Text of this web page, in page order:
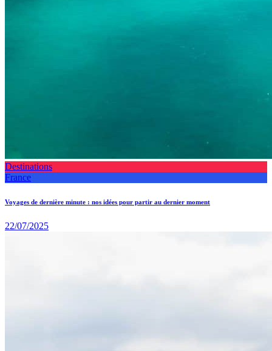
Destinations
France
Voyages de dernière minute : nos idées pour partir au dernier moment
22/07/2025